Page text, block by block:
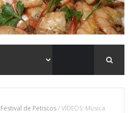
Festival de Petiscos/VÍDEOS: Música